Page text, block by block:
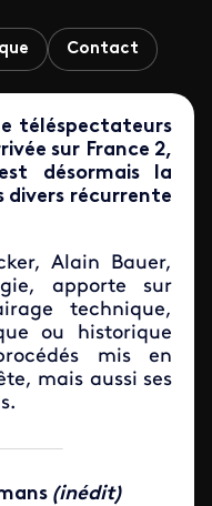
Contact
téléspectateurs
sur France 2,
désormais la
divers récurrente
Alain Bauer,
apporte sur
technique,
ou historique
mis en
mais aussi ses
(inédit)